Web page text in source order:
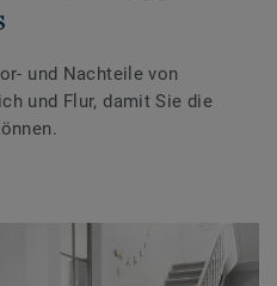
und Nachteile von
und Flur, damit Sie die